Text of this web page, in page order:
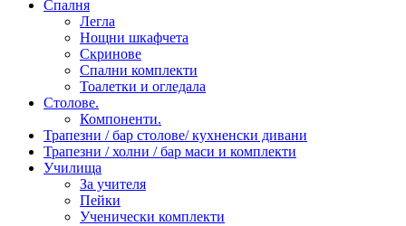
Спалня
Легла
Нощни шкафчета
Скринове
Спални комплекти
Тоалетки и огледала
Столове.
Компоненти.
Трапезни / бар столове/ кухненски дивани
Трапезни / холни / бар маси и комплекти
Училища
За учителя
Пейки
Ученически комплекти